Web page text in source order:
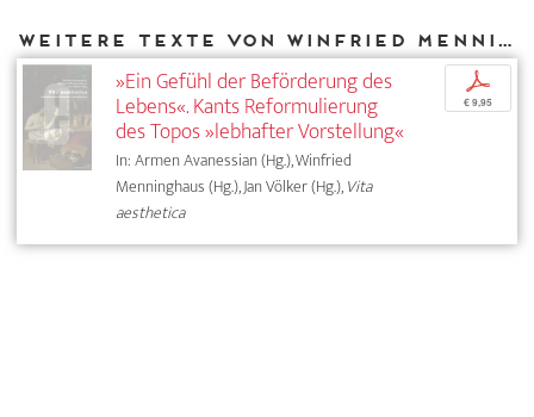
Weitere Texte von Winfried Menninghaus bei DIAPHANES
»Ein Gefühl der Beförderung des
Lebens«. Kants Reformulierung
des Topos »lebhafter Vorstellung«
In: Armen Avanessian (Hg.), Winfried
Menninghaus (Hg.), Jan Völker (Hg.),Vita
aesthetica
p
€ 9,95